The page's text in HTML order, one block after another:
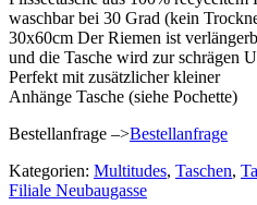
waschbar bei 30 Grad (kein
30x60cm Der Riemen ist
und die Tasche wird zur schrägen
Perfekt mit zusätzlicher kleiner
Anhänge Tasche (siehe Pochette)
Bestellanfrage –>Bestellanfrage
Kategorien: Multitudes, Taschen,
Filiale Neubaugasse